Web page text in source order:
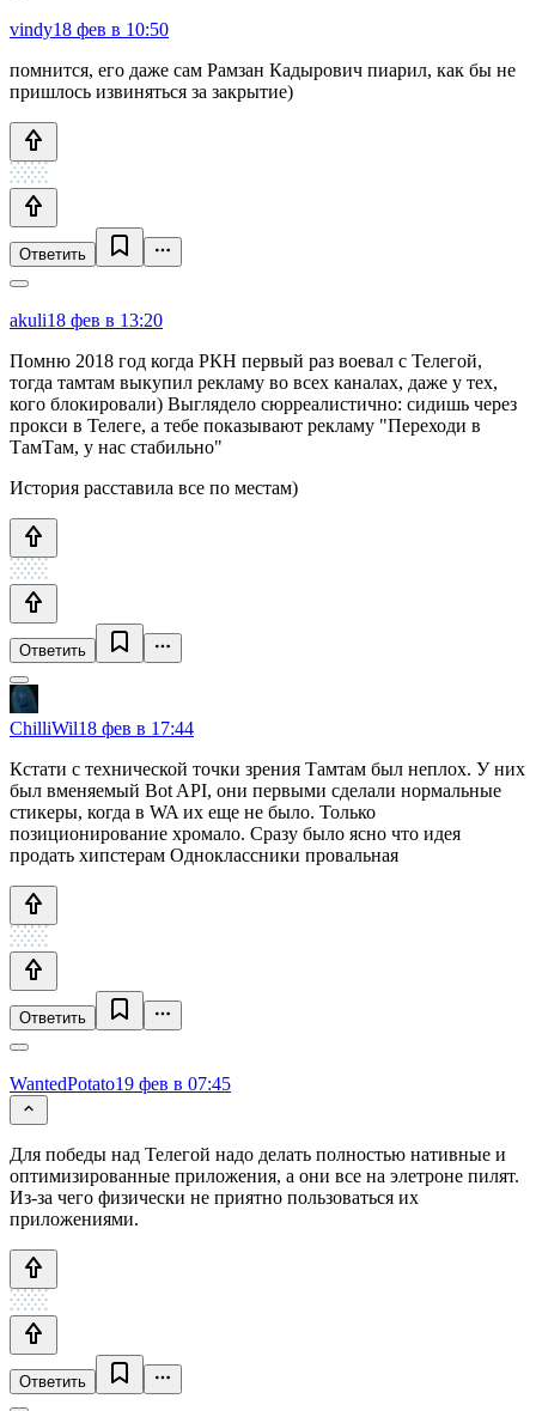
vindy18 фев в 10:50
помнится, его даже сам Рамзан Кадырович пиарил, как бы не
пришлось извиняться за закрытие)
Ответить
akuli18 фев в 13:20
Помню 2018 год когда РКН первый раз воевал с Телегой,
тогда тамтам выкупил рекламу во всех каналах, даже у тех,
кого блокировали) Выглядело сюрреалистично: сидишь через
прокси в Телеге, а тебе показывают рекламу "Переходи в
ТамТам, у нас стабильно"
История расставила все по местам)
Ответить
ChilliWil18 фев в 17:44
Кстати с технической точки зрения Тамтам был неплох. У них
был вменяемый Bot API, они первыми сделали нормальные
стикеры, когда в WA их еще не было. Только
позиционирование хромало. Сразу было ясно что идея
продать хипстерам Одноклассники провальная
Ответить
WantedPotato19 фев в 07:45
Для победы над Телегой надо делать полностью нативные и
оптимизированные приложения, а они все на элетроне пилят.
Из-за чего физически не приятно пользоваться их
приложениями.
Ответить